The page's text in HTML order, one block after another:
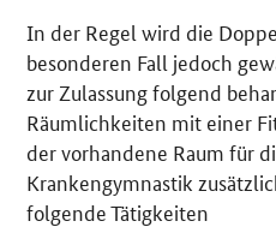
In der Regel wird die
besonderen Fall jedoch
zur Zulassung folgend
Räumlichkeiten mit einer
der vorhandene Raum für
Krankengymnastik
folgende Tätigkeiten